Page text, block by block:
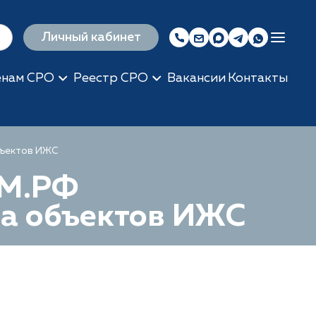
Личный кабинет
СРО Реестр СРО Вакансии Контакты
ИЖС
объектов ИЖС